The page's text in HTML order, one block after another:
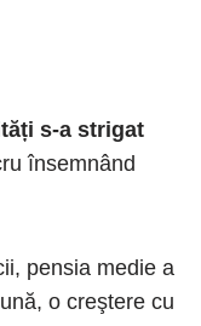
s-a strigat
însemnând
pensia medie a
o creştere cu